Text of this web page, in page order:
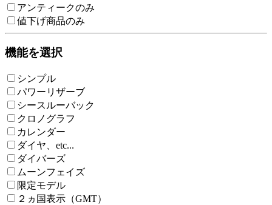
アンティークのみ
値下げ商品のみ
機能を選択
シンプル
パワーリザーブ
シースルーバック
クロノグラフ
カレンダー
ダイヤ、etc...
ダイバーズ
ムーンフェイズ
限定モデル
２ヵ国表示（GMT）